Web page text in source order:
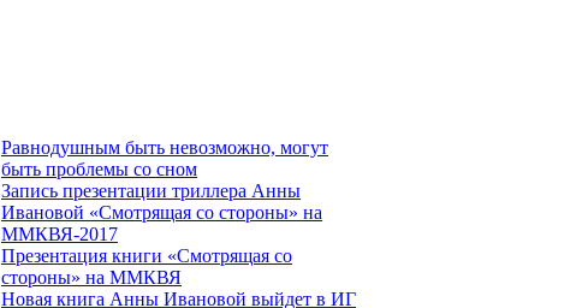
Равнодушным быть невозможно, могут
быть проблемы со сном
Запись презентации триллера Анны
Ивановой «Смотрящая со стороны» на
ММКВЯ-2017
Презентация книги «Смотрящая со
стороны» на ММКВЯ
Новая книга Анны Ивановой выйдет в ИГ